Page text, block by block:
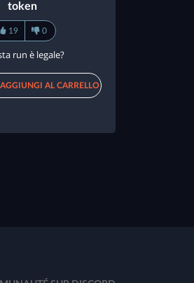
token
19 0
run è legale?
AGGIUNGI AL CARRELLO